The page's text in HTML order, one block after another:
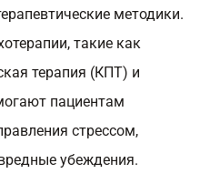
методики.
такие как
терапия (КПТ) и
пациентам
стрессом,
убеждения.